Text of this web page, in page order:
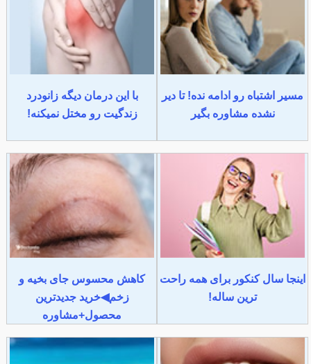
مسیر اشتباه رو ادامه نده! تا دیر
نشده مشاوره بگیر
با این درمان دیگه زانودرد
زندگیت رو مختل نمیکنه!
اینجا سال کنکور برای همه راحت
ترین ساله!
کاهش محسوس جای بخیه و
زخم◀خرید جدیدترین
محصول+مشاوره